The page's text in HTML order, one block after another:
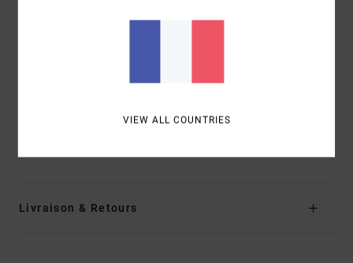
Bouton à rivet en métal RVCA à la taille
Écusson en imitation cuir dans le dos
100 % Coton
Livraison & Retours
VIEW ALL COUNTRIES